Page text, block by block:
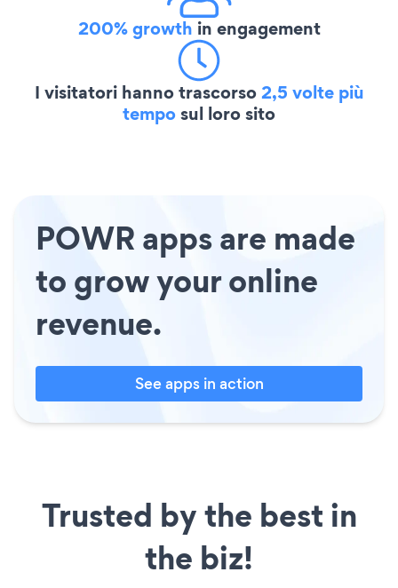
200% growth in engagement
I visitatori hanno trascorso2,5 volte più
temposul loro sito
POWR apps are made
to grow your online
revenue.
See apps in action
Trusted by the best in
the biz!